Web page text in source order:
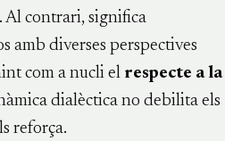
Al contrari, significa
amb diverses perspectives
com a nucli el respecte a la
dialèctica no debilita els
reforça.